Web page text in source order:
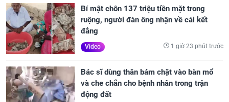
Bí mật chôn 137 triệu tiền mặt trong
ruộng, người đàn ông nhận về cái kết
đắng
Video 1 giờ 23 phút trước
Bác sĩ dùng thân bám chặt vào bàn mổ
và che chắn cho bệnh nhân trong trận
động đất